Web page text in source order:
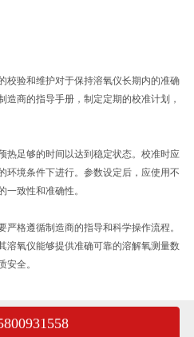
验和维护对于保持溶氧仪长期内的准确
商的指导手册，制定定期的校准计划，
足够的时间以达到稳定状态。校准时应
环境条件下进行。参数设定后，应使用不
一致性和准确性。
格遵循制造商的指导和科学操作流程。
溶氧仪能够提供准确可靠的溶解氧测量数
安全。